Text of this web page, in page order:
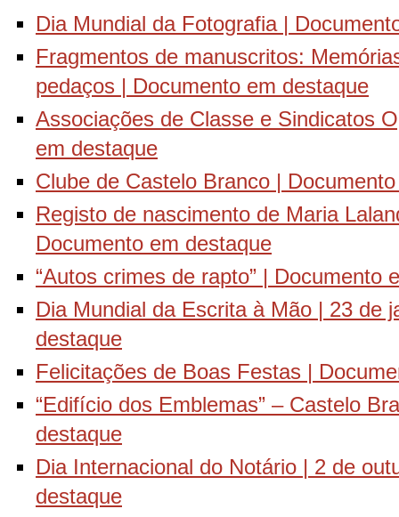
Dia Mundial da Fotografia |
Fragmentos de manuscritos:
pedaços | Documento em destaque
Associações de Classe e Sindicatos
em destaque
Clube de Castelo Branco |
Registo de nascimento de Maria
Documento em destaque
“Autos crimes de rapto” | Documento
Dia Mundial da Escrita à Mão | 23 de
destaque
Felicitações de Boas Festas |
“Edifício dos Emblemas” – Castelo
destaque
Dia Internacional do Notário | 2 de
destaque